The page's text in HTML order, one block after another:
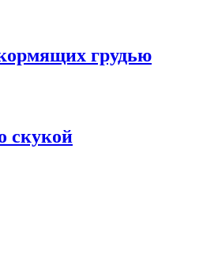
грудью
скукой